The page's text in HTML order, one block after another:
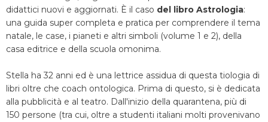
didattici nuovi e aggiornati. È il caso del libro Astrologia:
una guida super completa e pratica per comprendere il tema
natale, le case, i pianeti e altri simboli (volume 1 e 2), della
casa editrice e della scuola omonima.
Stella ha 32 anni ed è una lettrice assidua di questa tiologia di
libri oltre che coach ontologica. Prima di questo, si è dedicata
alla pubblicità e al teatro. Dall'inizio della quarantena, più di
150 persone (tra cui, oltre a studenti italiani molti provenivano